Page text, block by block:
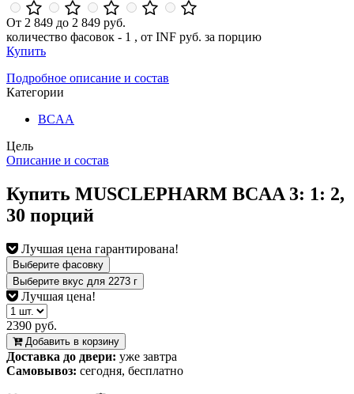
От 2 849 до 2 849 руб.
количество фасовок - 1 , от INF руб. за порцию
Купить
Подробное описание и состав
Категории
BCAA
Цель
Описание и состав
Купить MUSCLEPHARM BCAA 3: 1: 2,
30 порций
Лучшая цена гарантирована!
Выберите фасовку
Выберите вкус для 2273 г
Лучшая цена!
2390 руб.
Добавить в корзину
Доставка до двери: уже завтра
Самовывоз: сегодня, бесплатно